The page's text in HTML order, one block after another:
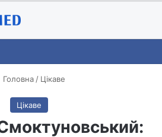
Головна / Цікаве
Цікаве